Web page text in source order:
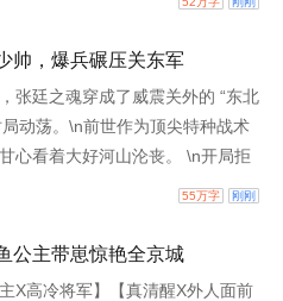
拉雅山上皮毛如雪、眼若星辰却
雪豹王；\n第二个世界（已完
马拉草原上因早产而被狮群嫌弃
帅，爆兵碾压关东军
张廷之魂穿成了威震关外的 “东北
局动荡。\n前世作为顶尖特种战术
心看着大好河山沦丧。 \n开局拒
在大帅面前立下军令状，拉起一
55万字 刚刚
公主带崽惊艳全京城
主X高冷将军】【真清醒X外人面前